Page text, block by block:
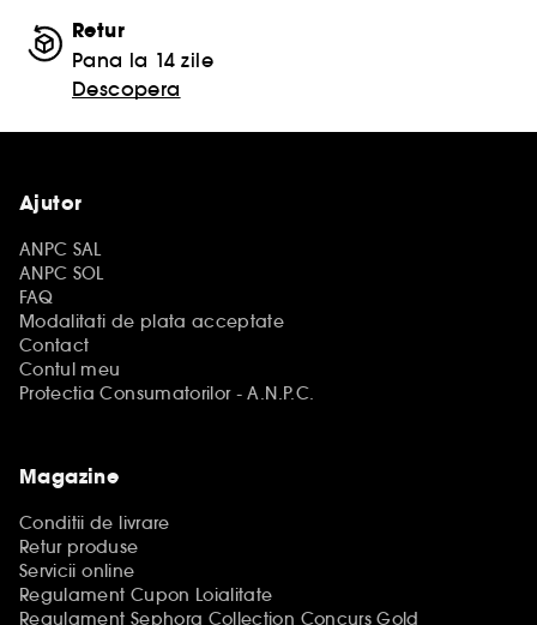
Retur
Pana la 14 zile
Descopera
Ajutor
ANPC SAL
ANPC SOL
FAQ
Modalitati de plata acceptate
Contact
Contul meu
Protectia Consumatorilor - A.N.P.C.
Magazine
Conditii de livrare
Retur produse
Servicii online
Regulament Cupon Loialitate
Regulament Sephora Collection Concurs Gold